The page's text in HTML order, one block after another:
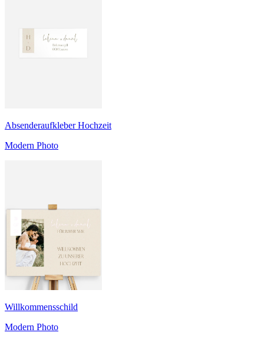
Absenderaufkleber Hochzeit
Modern Photo
Willkommensschild
Modern Photo